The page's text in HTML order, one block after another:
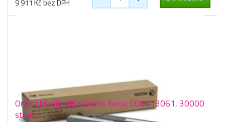
9 911 Kč bez DPH
Originální odpadní nádoba Xerox 008R13061, 30000
stran